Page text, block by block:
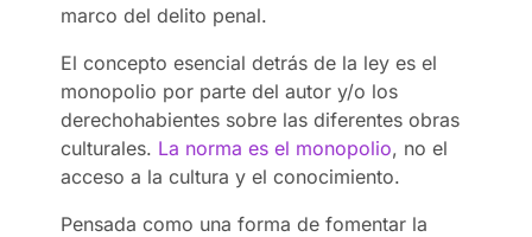
marco del delito penal.
El concepto esencial detrás de la ley es el
monopolio por parte del autor y/o los
derechohabientes sobre las diferentes obras
culturales. La norma es el monopolio, no el
acceso a la cultura y el conocimiento.
Pensada como una forma de fomentar la